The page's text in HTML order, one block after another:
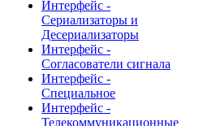
Интерфейс -
Сериализаторы и
Десериализаторы
Интерфейс -
Согласователи сигнала
Интерфейс -
Специальное
Интерфейс -
Телекоммуникационные